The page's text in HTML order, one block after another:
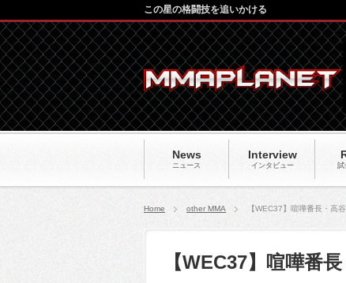
News
ニュース
Interview
インタビュー 試
この星の格闘技を追いかける
Home other MMA 【WEC37】喧嘩番長・高
【WEC37】喧嘩番